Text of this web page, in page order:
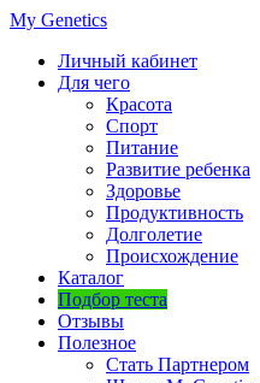
My Genetics
Личный кабинет
Для чего
Красота
Спорт
Питание
Развитие ребенка
Здоровье
Продуктивность
Долголетие
Происхождение
Каталог
Подбор теста
Отзывы
Полезное
Стать Партнером